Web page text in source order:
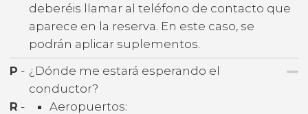
deberéis llamar al teléfono de contacto que
aparece en la reserva. En este caso, se
podrán aplicar suplementos.
P - ¿Dónde me estará esperando el
conductor?
R -
Aeropuertos: